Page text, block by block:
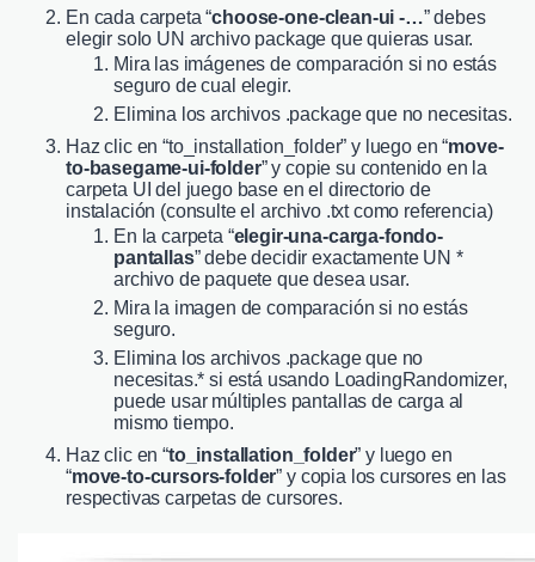
En cada carpeta “choose-one-clean-ui -…” debes
elegir solo UN archivo package que quieras usar.
Mira las imágenes de comparación si no estás
seguro de cual elegir.
Elimina los archivos .package que no necesitas.
Haz clic en “to_installation_folder” y luego en “move-
to-basegame-ui-folder” y copie su contenido en la
carpeta UI del juego base en el directorio de
instalación (consulte el archivo .txt como referencia)
En la carpeta “elegir-una-carga-fondo-
pantallas” debe decidir exactamente UN *
archivo de paquete que desea usar.
Mira la imagen de comparación si no estás
seguro.
Elimina los archivos .package que no
necesitas.* si está usando LoadingRandomizer,
puede usar múltiples pantallas de carga al
mismo tiempo.
Haz clic en “to_installation_folder” y luego en
“move-to-cursors-folder” y copia los cursores en las
respectivas carpetas de cursores.